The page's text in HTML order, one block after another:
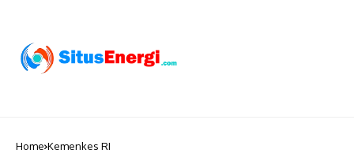
Home Kemenkes RI